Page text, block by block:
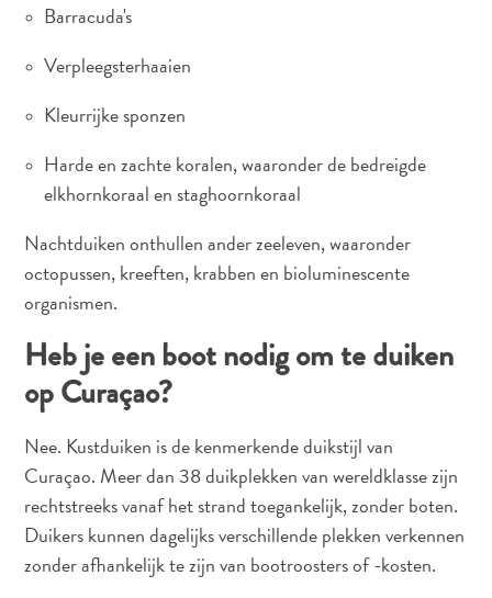
D
R
L
N
S
DEUTSCH
ENGLISH
ESPAÑOL
FRANÇAIS
PORTUGUÊS
Barracuda's
Verpleegsterhaaien
Kleurrijke sponzen
Harde en zachte koralen, waaronder de bedreigde
elkhornkoraal en staghoornkoraal
Nachtduiken onthullen ander zeeleven, waaronder
octopussen, kreeften, krabben en bioluminescente
organismen.
Heb je een boot nodig om te duiken
op Curaçao?
Nee. Kustduiken is de kenmerkende duikstijl van
Curaçao. Meer dan 38 duikplekken van wereldklasse zijn
rechtstreeks vanaf het strand toegankelijk, zonder boten.
Duikers kunnen dagelijks verschillende plekken verkennen
zonder afhankelijk te zijn van bootroosters of -kosten.